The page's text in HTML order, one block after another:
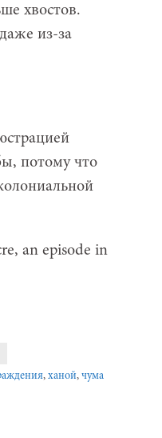
хвостов.
из-за
потому что
an episode in
, ханой, чума